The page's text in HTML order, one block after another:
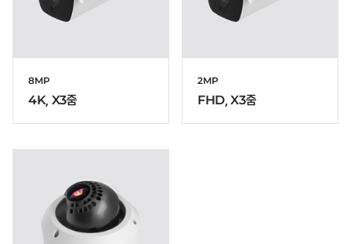
8MP
4K, X3줌
2MP
FHD, X3줌